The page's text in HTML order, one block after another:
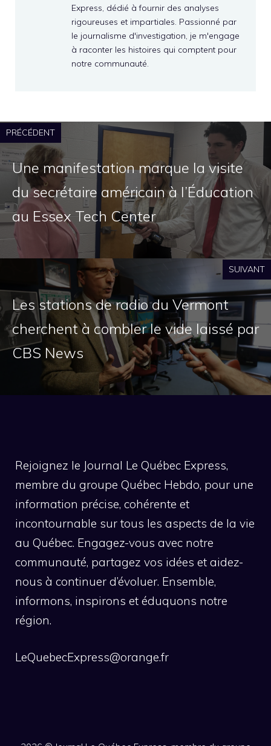
Express, dédié à fournir des analyses
rigoureuses et impartiales. Passionné par
le journalisme d'investigation, je m'engage
à raconter les histoires qui comptent pour
notre communauté.
PRÉCÉDENT
Une manifestation marque la visite
du secrétaire américain à l’Éducation
au Essex Tech Center
SUIVANT
Les stations de radio du Vermont
cherchent à combler le vide laissé par
CBS News
Rejoignez le Journal Le Québec Express,
membre du groupe Québec Hebdo, pour une
information précise, cohérente et
incontournable sur tous les aspects de la vie
au Québec. Engagez-vous avec notre
communauté, partagez vos idées et aidez-
nous à continuer d’évoluer. Ensemble,
informons, inspirons et éduquons notre
région.
LeQuebecExpress@orange.fr